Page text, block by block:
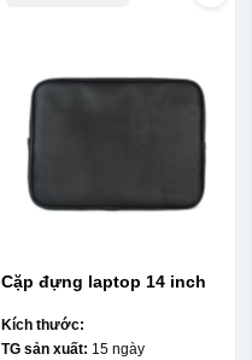
Cặp đựng laptop 14 inch
Kích thước:
TG sản xuất: 15 ngày